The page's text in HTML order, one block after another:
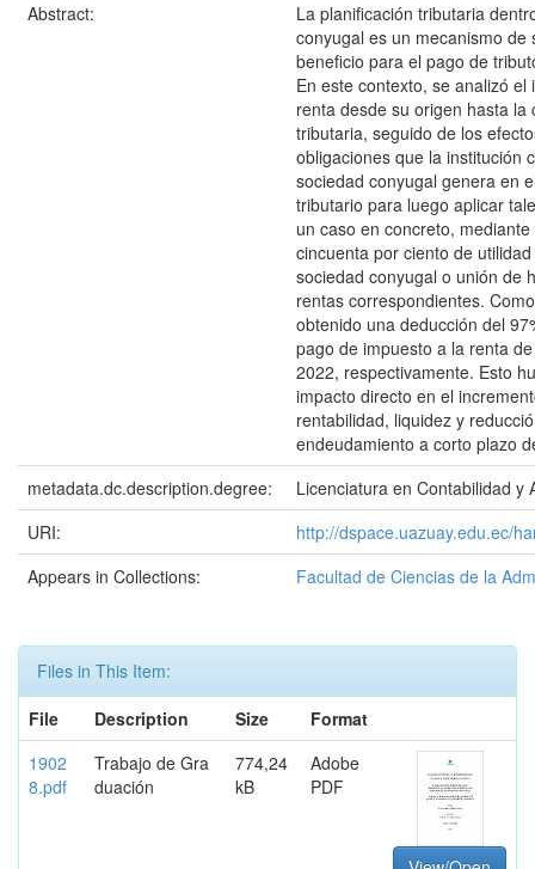
Abstract:
La planificación tributaria
conyugal es un mecanismo de
beneficio para el pago de
En este contexto, se analizó el
renta desde su origen hasta la
tributaria, seguido de los
obligaciones que la institución
sociedad conyugal genera en
tributario para luego aplicar
un caso en concreto,
cincuenta por ciento de
sociedad conyugal o unión de
rentas correspondientes.
obtenido una deducción del
pago de impuesto a la renta
2022, respectivamente. Esto
impacto directo en el
rentabilidad, liquidez y
endeudamiento a corto plazo
metadata.dc.description.degree:
Licenciatura en Contabilidad y
URI:
http://dspace.uazuay.edu.ec/
Appears in Collections:
Facultad de Ciencias de la
Files in This Item:
File
Description Size
Format
1902
8.pdf
Trabajo de Gra
duación
774,24
kB
Adobe
PDF